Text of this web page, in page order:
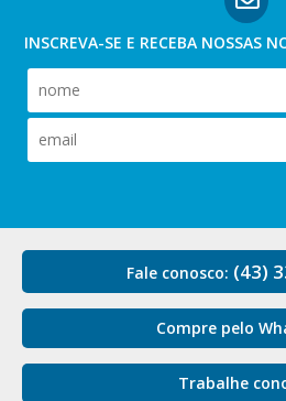
INSCREVA-SE E RECEBA NOSSAS
Fale conosco: (43)
Compre pelo
Trabalhe